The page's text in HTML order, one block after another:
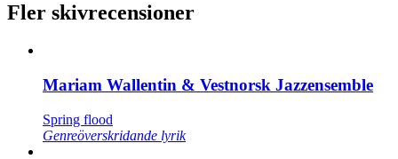
Fler skivrecensioner
Mariam Wallentin & Vestnorsk Jazzensemble
Spring flood
Genreöverskridande lyrik